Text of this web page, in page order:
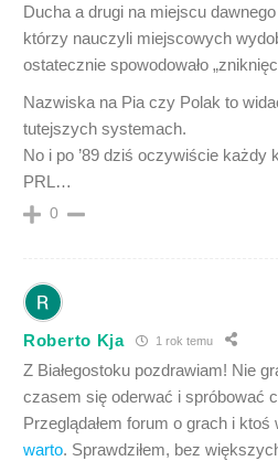
Ducha a drugi na miejscu
którzy nauczyli miejscowych
ostatecznie spowodowało
Nazwiska na Pia czy Polak to
tutejszych systemach.
No i po ’89 dziś oczywiście każdy
PRL…
0
Roberto Kja 1 rok temu
Z Białegostoku pozdrawiam! Nie
czasem się oderwać i spróbować
Przeglądałem forum o grach i ktoś
warto. Sprawdziłem, bez